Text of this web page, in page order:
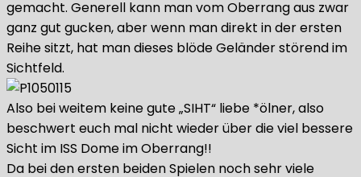
gemacht. Generell kann man vom Oberrang aus zwar
ganz gut gucken, aber wenn man direkt in der ersten
Reihe sitzt, hat man dieses blöde Geländer störend im
Sichtfeld.
Also bei weitem keine gute „SIHT“ liebe *ölner, also
beschwert euch mal nicht wieder über die viel bessere
Sicht im ISS Dome im Oberrang!!
Da bei den ersten beiden Spielen noch sehr viele